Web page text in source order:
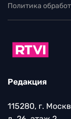
Политика
Редакция
115280, г.